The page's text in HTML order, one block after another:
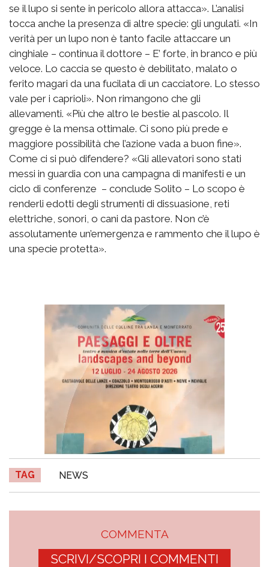
se il lupo si sente in pericolo allora attacca». L’analisi
tocca anche la presenza di altre specie: gli ungulati. «In
verità per un lupo non è tanto facile attaccare un
cinghiale – continua il dottore – E’ forte, in branco e più
veloce. Lo caccia se questo è debilitato, malato o
ferito magari da una fucilata di un cacciatore. Lo stesso
vale per i caprioli». Non rimangono che gli
allevamenti. «Più che altro le bestie al pascolo. Il
gregge è la mensa ottimale. Ci sono più prede e
maggiore possibilità che l’azione vada a buon fine».
Come ci si può difendere? «Gli allevatori sono stati
messi in guardia con una campagna di manifesti e un
ciclo di conferenze – conclude Solito – Lo scopo è
renderli edotti degli strumenti di dissuasione, reti
elettriche, sonori, o cani da pastore. Non c’è
assolutamente un’emergenza e rammento che il lupo è
una specie protetta».
TAG NEWS
COMMENTA
SCRIVI/SCOPRI I COMMENTI